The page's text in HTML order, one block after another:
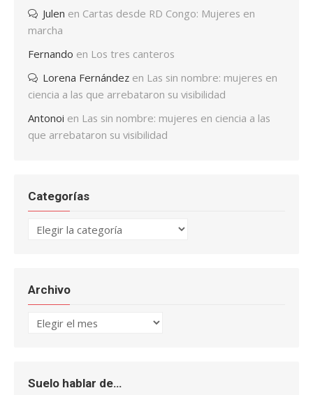
Julen en Cartas desde RD Congo: Mujeres en
marcha
Fernando en Los tres canteros
Lorena Fernández en Las sin nombre: mujeres en
ciencia a las que arrebataron su visibilidad
Antonoi en Las sin nombre: mujeres en ciencia a las
que arrebataron su visibilidad
Categorías
Categorías
Archivo
Archivo
Suelo hablar de…